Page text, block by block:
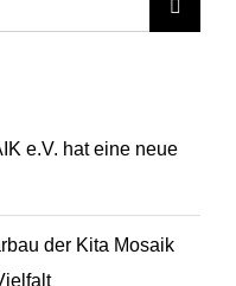
e.V. hat eine neue
der Kita Mosaik